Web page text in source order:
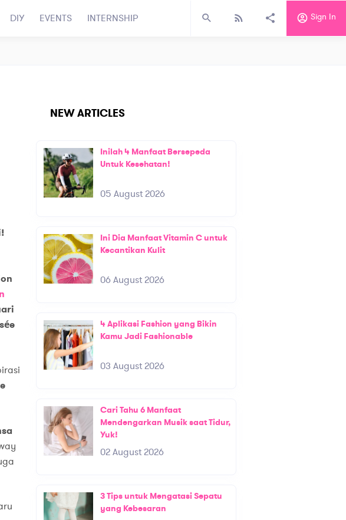
DIY EVENTS INTERNSHIP Sign In
NEW ARTICLES
Inilah 4 Manfaat Bersepeda
Untuk Kesehatan!
05 August 2026
Ini Dia Manfaat Vitamin C untuk
Kecantikan Kulit
06 August 2026
4 Aplikasi Fashion yang Bikin
Kamu Jadi Fashionable
03 August 2026
Cari Tahu 6 Manfaat
Mendengarkan Musik saat Tidur,
Yuk!
02 August 2026
3 Tips untuk Mengatasi Sepatu
yang Kebesaran